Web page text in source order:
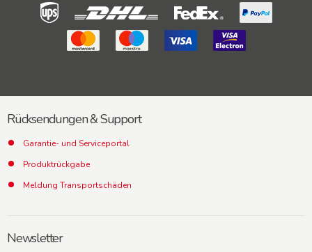
Rücksendungen & Support
Garantie- und Serviceportal
Produktrückgabe
Meldung Transportschäden
Newsletter